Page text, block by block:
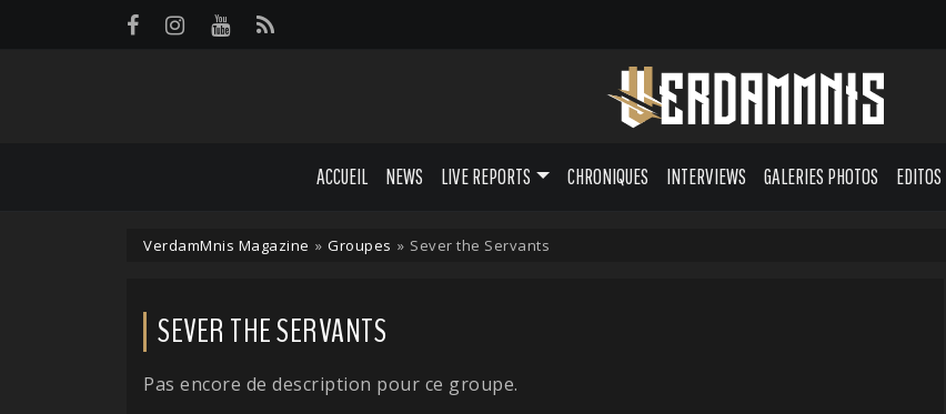
ACCUEIL NEWS LIVE REPORTS CHRONIQUES INTERVIEWS GALERIES PHOTOS EDITOS
VerdamMnis Magazine » Groupes » Sever the Servants
SEVER THE SERVANTS
Pas encore de description pour ce groupe.
Panneau de gestion des cookies